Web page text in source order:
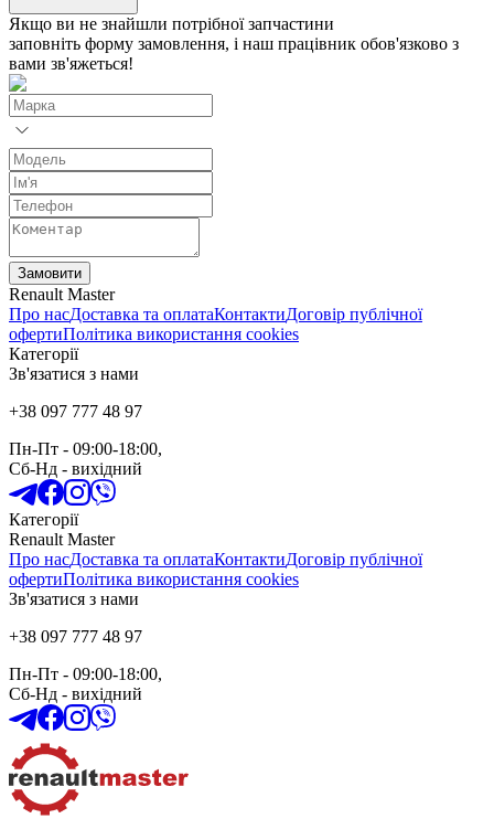
Якщо ви не знайшли потрібної запчастини
заповніть форму замовлення, і наш працівник обов'язково з
вами зв'яжеться!
Замовити
Renault Master
Про насДоставка та оплатаКонтактиДоговір публічної
офертиПолітика використання cookies
Категорії
Зв'язатися з нами
+38 097 777 48 97
Пн-Пт - 09:00-18:00,
Сб-Нд - вихідний
Категорії
Renault Master
Про насДоставка та оплатаКонтактиДоговір публічної
офертиПолітика використання cookies
Зв'язатися з нами
+38 097 777 48 97
Пн-Пт - 09:00-18:00,
Сб-Нд - вихідний